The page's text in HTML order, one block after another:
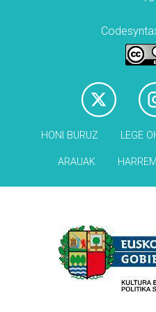
HONI BURUZ LEGE
ARAUAK